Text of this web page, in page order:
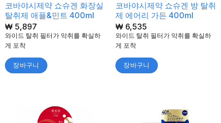
코바야시제약 쇼슈겐 화장실
탈취제 애플&민트 400ml
₩5,897
와이드 탈취 필터가 악취를 확실하
게 포착
장바구니
코바야시제약 쇼슈겐 방 탈취
제 에어리 가든 400ml
₩6,535
와이드 탈취 필터가 악취를 확실하
게 포착
장바구니